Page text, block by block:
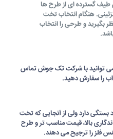
گسترده ای از طرح ها
هنگام انتخاب تخت
بگیرید و طرحی را انتخاب
توانید با شرکت تک جوش تماس
را سفارش دهید.
دارد ولی از آنجایی که تخت
بالا، قیمت مناسب تر و طرح
فلز را ترجیح می دهند.